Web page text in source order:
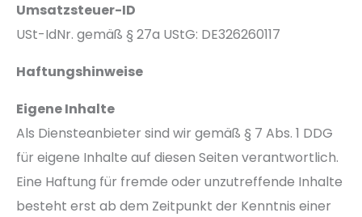
Umsatzsteuer-ID
USt-IdNr. gemäß § 27a UStG: DE326260117
Haftungshinweise
Eigene Inhalte
Als Diensteanbieter sind wir gemäß § 7 Abs. 1 DDG
für eigene Inhalte auf diesen Seiten verantwortlich.
Eine Haftung für fremde oder unzutreffende Inhalte
besteht erst ab dem Zeitpunkt der Kenntnis einer